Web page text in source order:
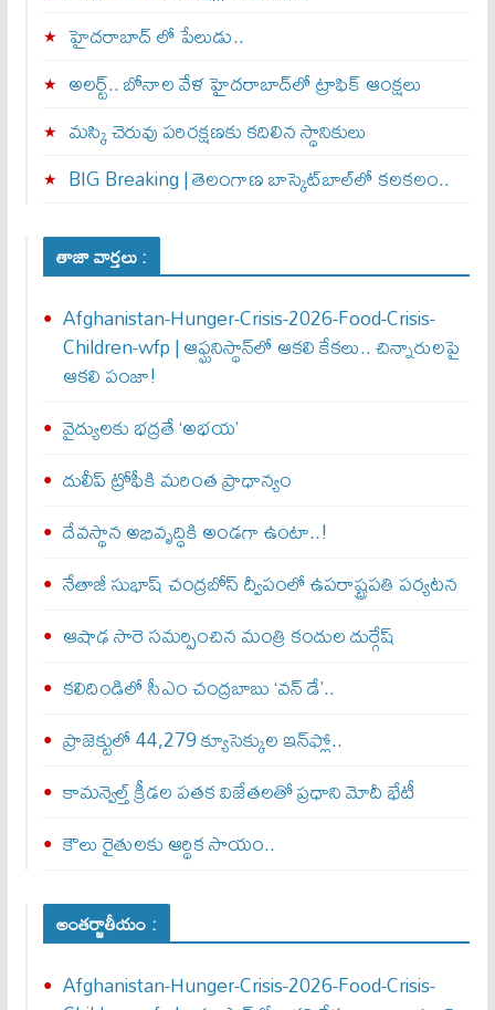
హైదరాబాద్ లో పేలుడు..
అలర్ట్‌.. బోనాల వేళ హైదరాబాద్‌లో ట్రాఫిక్‌ ఆంక్షలు
మస్కి చెరువు పరిరక్షణకు కదిలిన స్థానికులు
BIG Breaking | తెలంగాణ బాస్కెట్‌బాల్‌లో కలకలం..
తాజా వార్తలు :
Afghanistan-Hunger-Crisis-2026-Food-Crisis-
Children-wfp | ఆఫ్ఘనిస్థాన్‌లో ఆకలి కేకలు.. చిన్నారులపై
ఆకలి పంజా!
వైద్యులకు భద్రతే ‘అభయ’
దులీప్ ట్రోఫీకి మరింత ప్రాధాన్యం
దేవస్థాన అభివృద్ధికి అండగా ఉంటా..!
నేతాజీ సుభాష్ చంద్రబోస్ ద్వీపంలో ఉపరాష్ట్రపతి పర్యటన
ఆషాఢ సారె సమర్పించిన మంత్రి కందుల దుర్గేష్
కలిదిండిలో సీఎం చంద్రబాబు ‘వన్ డే’..
ప్రాజెక్టులో 44,279 క్యూసెక్కుల ఇన్‌ఫ్లో..
కామన్వెల్త్‌ క్రీడల పతక విజేతలతో ప్రధాని మోదీ భేటీ
కౌలు రైతులకు ఆర్థిక సాయం..
అంతర్జాతీయం :
Afghanistan-Hunger-Crisis-2026-Food-Crisis-